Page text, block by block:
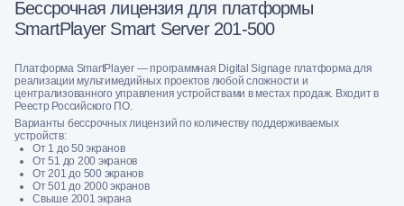
Бессрочная лицензия для платформы
SmartPlayer Smart Server 201-500
Платформа SmartPlayer — программная Digital Signage платформа для
реализации мультимедийных проектов любой сложности и
централизованного управления устройствами в местах продаж. Входит в
Реестр Российского ПО.
Варианты бессрочных лицензий по количеству поддерживаемых
устройств:
От 1 до 50 экранов
От 51 до 200 экранов
От 201 до 500 экранов
От 501 до 2000 экранов
Свыше 2001 экрана